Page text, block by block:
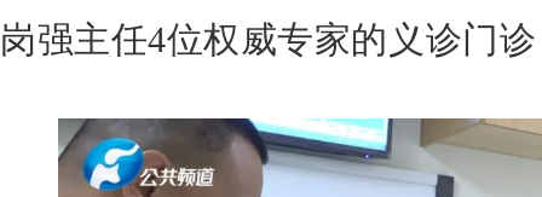
岗强主任4位权威专家的义诊门